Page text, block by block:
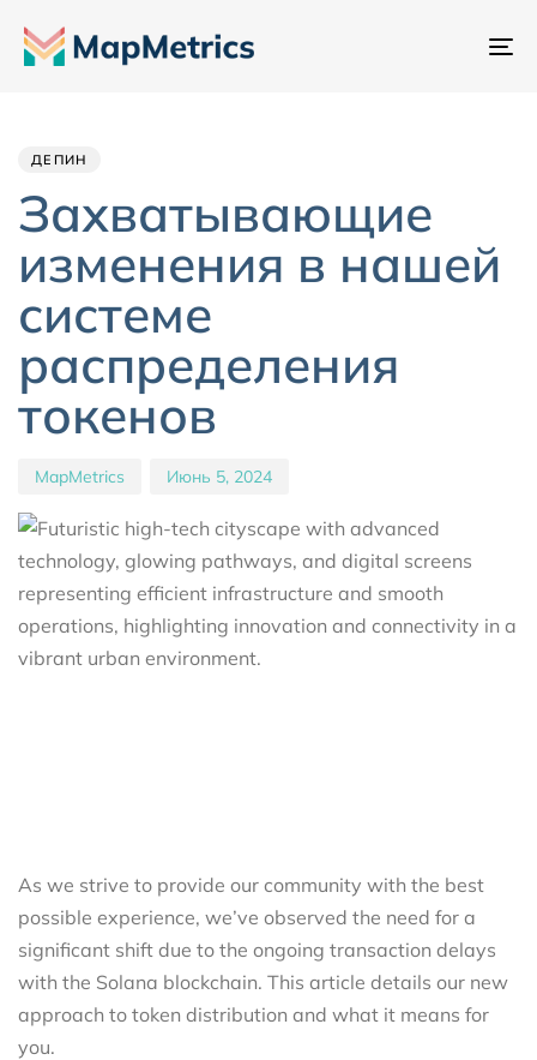
ДЕПИН
Захватывающие
изменения в нашей
системе
распределения
токенов
MapMetrics Июнь 5, 2024
As we strive to provide our community with the best
possible experience, we’ve observed the need for a
significant shift due to the ongoing transaction delays
with the Solana blockchain. This article details our new
approach to token distribution and what it means for
you.